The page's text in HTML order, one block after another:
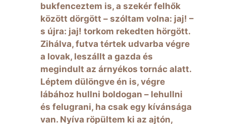
bukfenceztem is, a szekér felhők
között dörgött – szóltam volna: jaj! –
s újra: jaj! torkom rekedten hörgött.
Zihálva, futva tértek udvarba végre
a lovak, leszállt a gazda és
megindult az árnyékos tornác alatt.
Léptem dülöngve én is, végre
lábához hullni boldogan – lehullni
és felugrani, ha csak egy kívánsága
van. Nyíva röpültem ki az ajtón,